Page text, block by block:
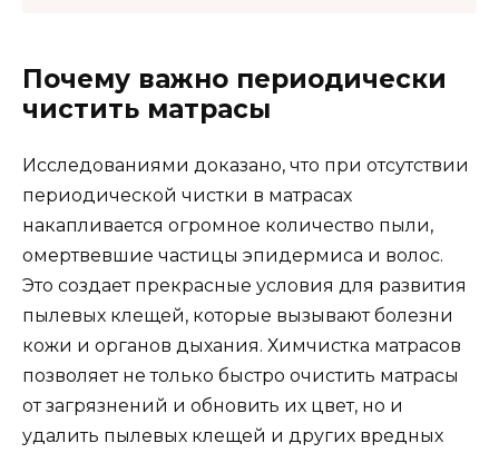
Почему важно периодически
чистить матрасы
Исследованиями доказано, что при отсутствии
периодической чистки в матрасах
накапливается огромное количество пыли,
омертвевшие частицы эпидермиса и волос.
Это создает прекрасные условия для развития
пылевых клещей, которые вызывают болезни
кожи и органов дыхания. Химчистка матрасов
позволяет не только быстро очистить матрасы
от загрязнений и обновить их цвет, но и
удалить пылевых клещей и других вредных